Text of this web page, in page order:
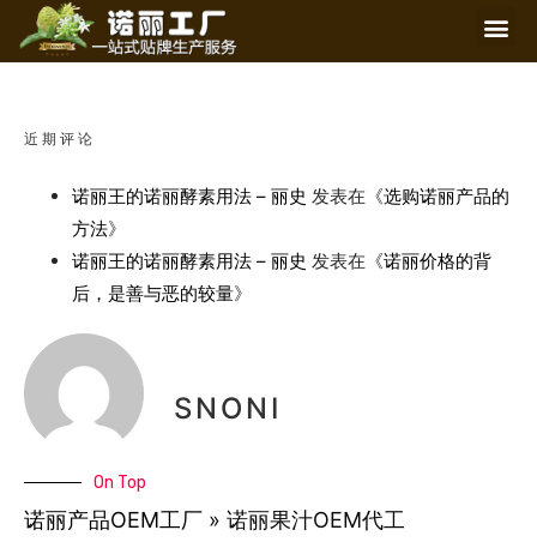
近期评论
诺丽王的诺丽酵素用法 – 丽史 发表在《选购诺丽产品的
方法》
诺丽王的诺丽酵素用法 – 丽史 发表在《诺丽价格的背
后，是善与恶的较量》
SNONI
On Top
诺丽产品OEM工厂 » 诺丽果汁OEM代工